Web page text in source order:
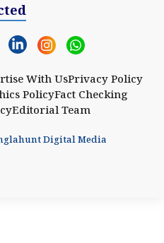
With UsPrivacy Policy
PolicyFact Checking
Editorial Team
Digital Media